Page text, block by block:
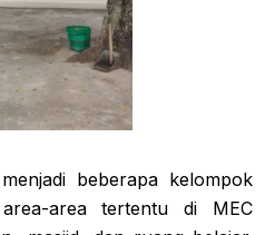
beberapa kelompok
area tertentu di MEC